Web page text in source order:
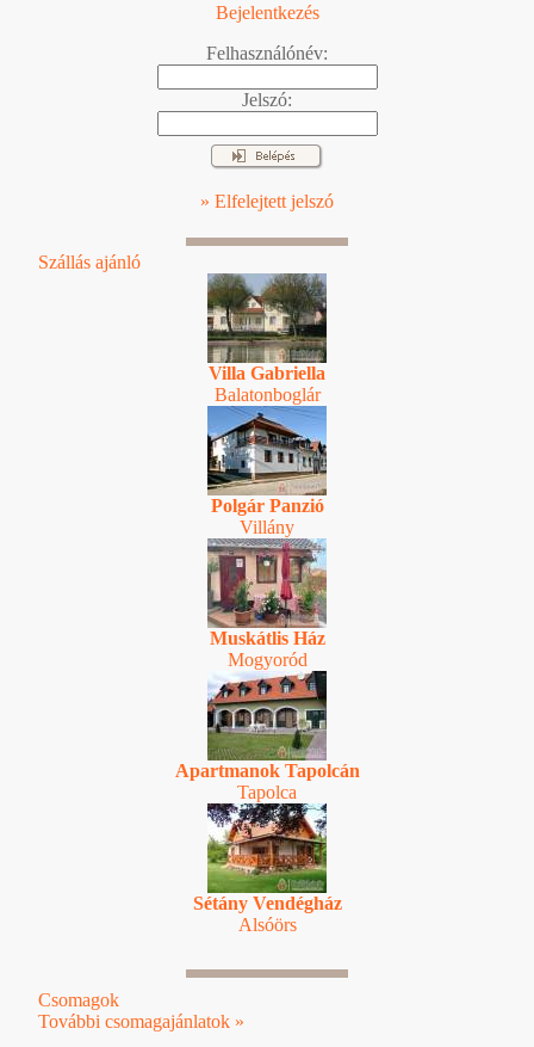
Bejelentkezés
Felhasználónév:
Jelszó:
» Elfelejtett jelszó
Szállás ajánló
Villa Gabriella
Balatonboglár
Polgár Panzió
Villány
Muskátlis Ház
Mogyoród
Apartmanok Tapolcán
Tapolca
Sétány Vendégház
Alsóörs
Csomagok
További csomagajánlatok »